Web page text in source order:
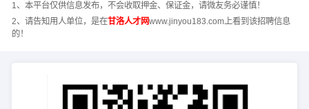
1、本平台仅供信息发布，不会收取押金、保证金，请微友务必谨慎！
2、请告知用人单位，是在甘洛人才网www.jinyou183.com上看到该招聘信息
的！